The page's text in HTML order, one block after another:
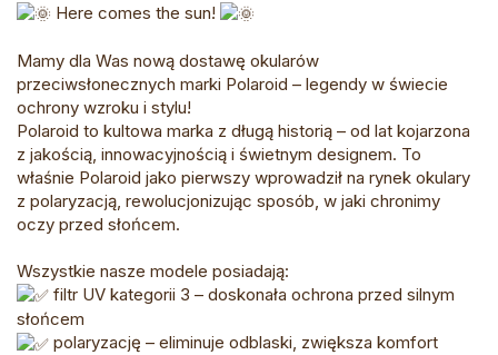
Here comes the sun!
Mamy dla Was nową dostawę okularów
przeciwsłonecznych marki Polaroid – legendy w świecie
ochrony wzroku i stylu!
Polaroid to kultowa marka z długą historią – od lat kojarzona
z jakością, innowacyjnością i świetnym designem. To
właśnie Polaroid jako pierwszy wprowadził na rynek okulary
z polaryzacją, rewolucjonizując sposób, w jaki chronimy
oczy przed słońcem.
Wszystkie nasze modele posiadają:
filtr UV kategorii 3 – doskonała ochrona przed silnym
słońcem
polaryzację – eliminuje odblaski, zwiększa komfort